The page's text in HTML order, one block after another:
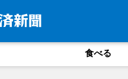
食べる